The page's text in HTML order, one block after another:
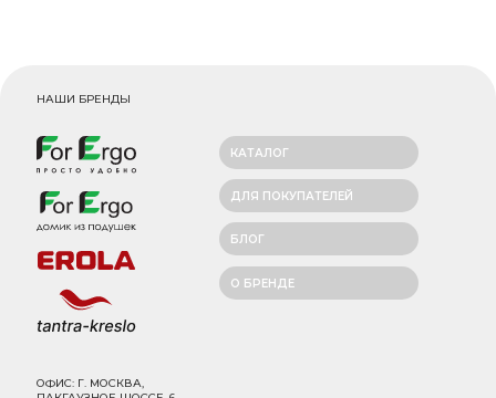
НАШИ БРЕНДЫ
ОФИС: Г. МОСКВА,
КАТАЛОГ
ДЛЯ ПОКУПАТЕЛЕЙ
БЛОГ
О БРЕНДЕ